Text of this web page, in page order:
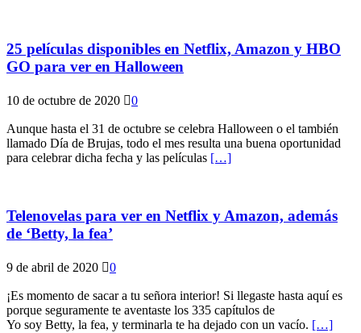
25 películas disponibles en Netflix, Amazon y HBO
GO para ver en Halloween
10 de octubre de 2020 0
Aunque hasta el 31 de octubre se celebra Halloween o el también
llamado Día de Brujas, todo el mes resulta una buena oportunidad
para celebrar dicha fecha y las películas […]
Telenovelas para ver en Netflix y Amazon, además
de ‘Betty, la fea’
9 de abril de 2020 0
¡Es momento de sacar a tu señora interior! Si llegaste hasta aquí es
porque seguramente te aventaste los 335 capítulos de
Yo soy Betty, la fea, y terminarla te ha dejado con un vacío. […]